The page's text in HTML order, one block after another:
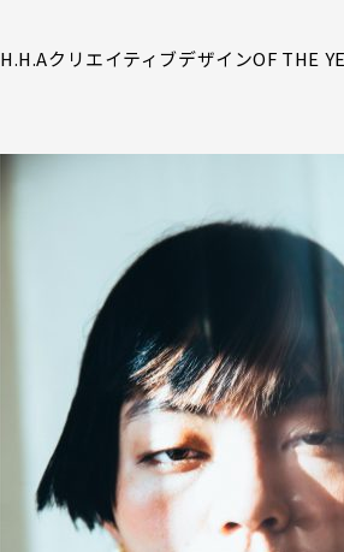
H.H.AクリエイティブデザインOF THE